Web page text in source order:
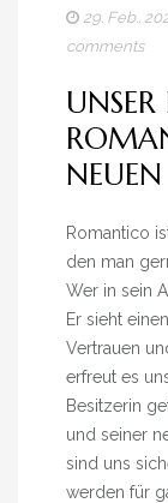
29. Feb..
comments
UNSER
NEUEN
Romantico
den man
Wer in sein
Er sieht
Vertrauen
erfreut es
Besitzerin
und seiner
sind uns
werden für